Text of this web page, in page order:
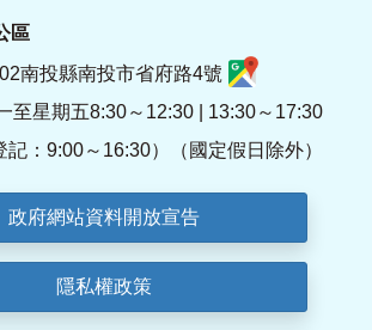
區
南投縣南投市省府路4號
至星期五8:30～12:30 | 13:30～17:30
記：9:00～16:30）（國定假日除外）
政府網站資料開放宣告
隱私權政策